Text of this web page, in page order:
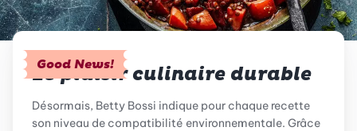
Good News!
Le plaisir culinaire durable
Désormais, Betty Bossi indique pour chaque recette
son niveau de compatibilité environnementale. Grâce